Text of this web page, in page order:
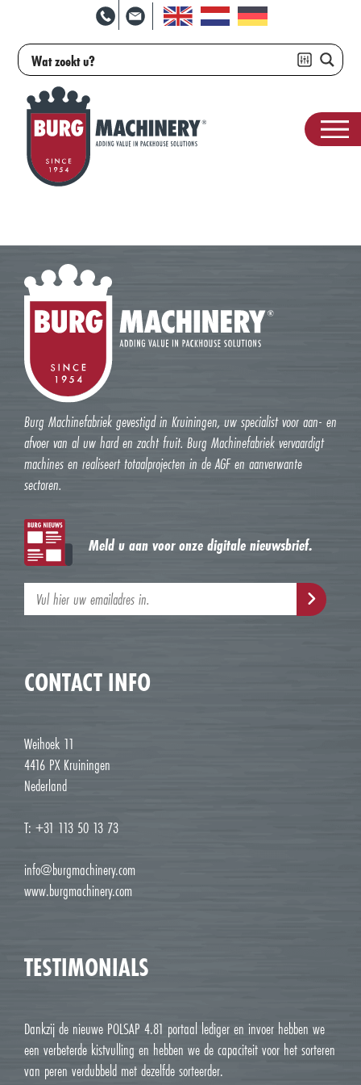
Burg Machinefabriek gevestigd in Kruiningen, uw specialist voor aan- en
afvoer van al uw hard en zacht fruit. Burg Machinefabriek vervaardigt
machines en realiseert totaalprojecten in de AGF en aanverwante
sectoren.
Meld u aan voor onze digitale nieuwsbrief.
CONTACT INFO
Weihoek 11
4416 PX Kruiningen
Nederland
T: +31 113 50 13 73
info@burgmachinery.com
www.burgmachinery.com
TESTIMONIALS
Dankzij de nieuwe POLSAP 4.81 portaal lediger en invoer hebben we
een verbeterde kistvulling en hebben we de capaciteit voor het sorteren
van peren verdubbeld met dezelfde sorteerder.